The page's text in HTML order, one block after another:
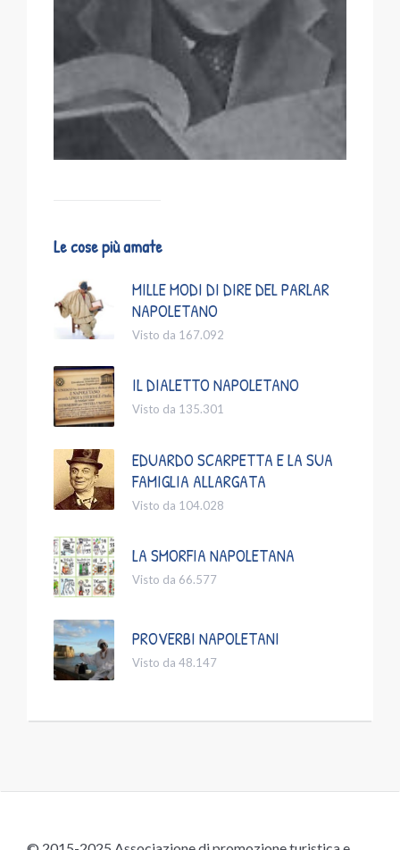
Le cose più amate
MILLE MODI DI DIRE DEL PARLAR
NAPOLETANO
Visto da 167.092
IL DIALETTO NAPOLETANO
Visto da 135.301
EDUARDO SCARPETTA E LA SUA
FAMIGLIA ALLARGATA
Visto da 104.028
LA SMORFIA NAPOLETANA
Visto da 66.577
PROVERBI NAPOLETANI
Visto da 48.147